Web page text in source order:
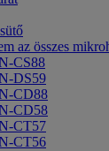
az összes
CS88
DS59
CD88
CD58
CT57
CT56